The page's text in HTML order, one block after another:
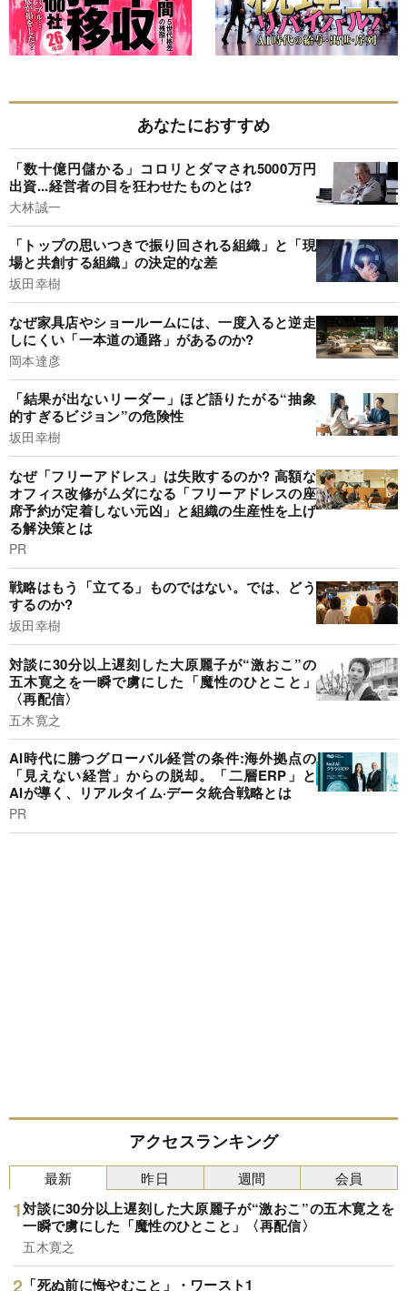
あなたにおすすめ
「数十億円儲かる」コロリとダマされ5000万円
出資...経営者の目を狂わせたものとは?
大林誠一
「トップの思いつきで振り回される組織」と「現
場と共創する組織」の決定的な差
坂田幸樹
なぜ家具店やショールームには、一度入ると逆走
しにくい「一本道の通路」があるのか?
岡本達彦
「結果が出ないリーダー」ほど語りたがる“抽象
的すぎるビジョン”の危険性
坂田幸樹
なぜ「フリーアドレス」は失敗するのか? 高額な
オフィス改修がムダになる「フリーアドレスの座
席予約が定着しない元凶」と組織の生産性を上げ
る解決策とは
PR
戦略はもう「立てる」ものではない。では、どう
するのか?
坂田幸樹
対談に30分以上遅刻した大原麗子が“激おこ”の
五木寛之を一瞬で虜にした「魔性のひとこと」
〈再配信〉
五木寛之
AI時代に勝つグローバル経営の条件:海外拠点の
「見えない経営」からの脱却。「二層ERP」と
AIが導く、リアルタイム·データ統合戦略とは
PR
アクセスランキング
最新
対談に30分以上遅刻した大原麗子が“激おこ”の五木寛之を
一瞬で虜にした「魔性のひとこと」〈再配信〉
五木寛之
「死ぬ前に悔やむこと」・ワースト1
昨日 週間 会員